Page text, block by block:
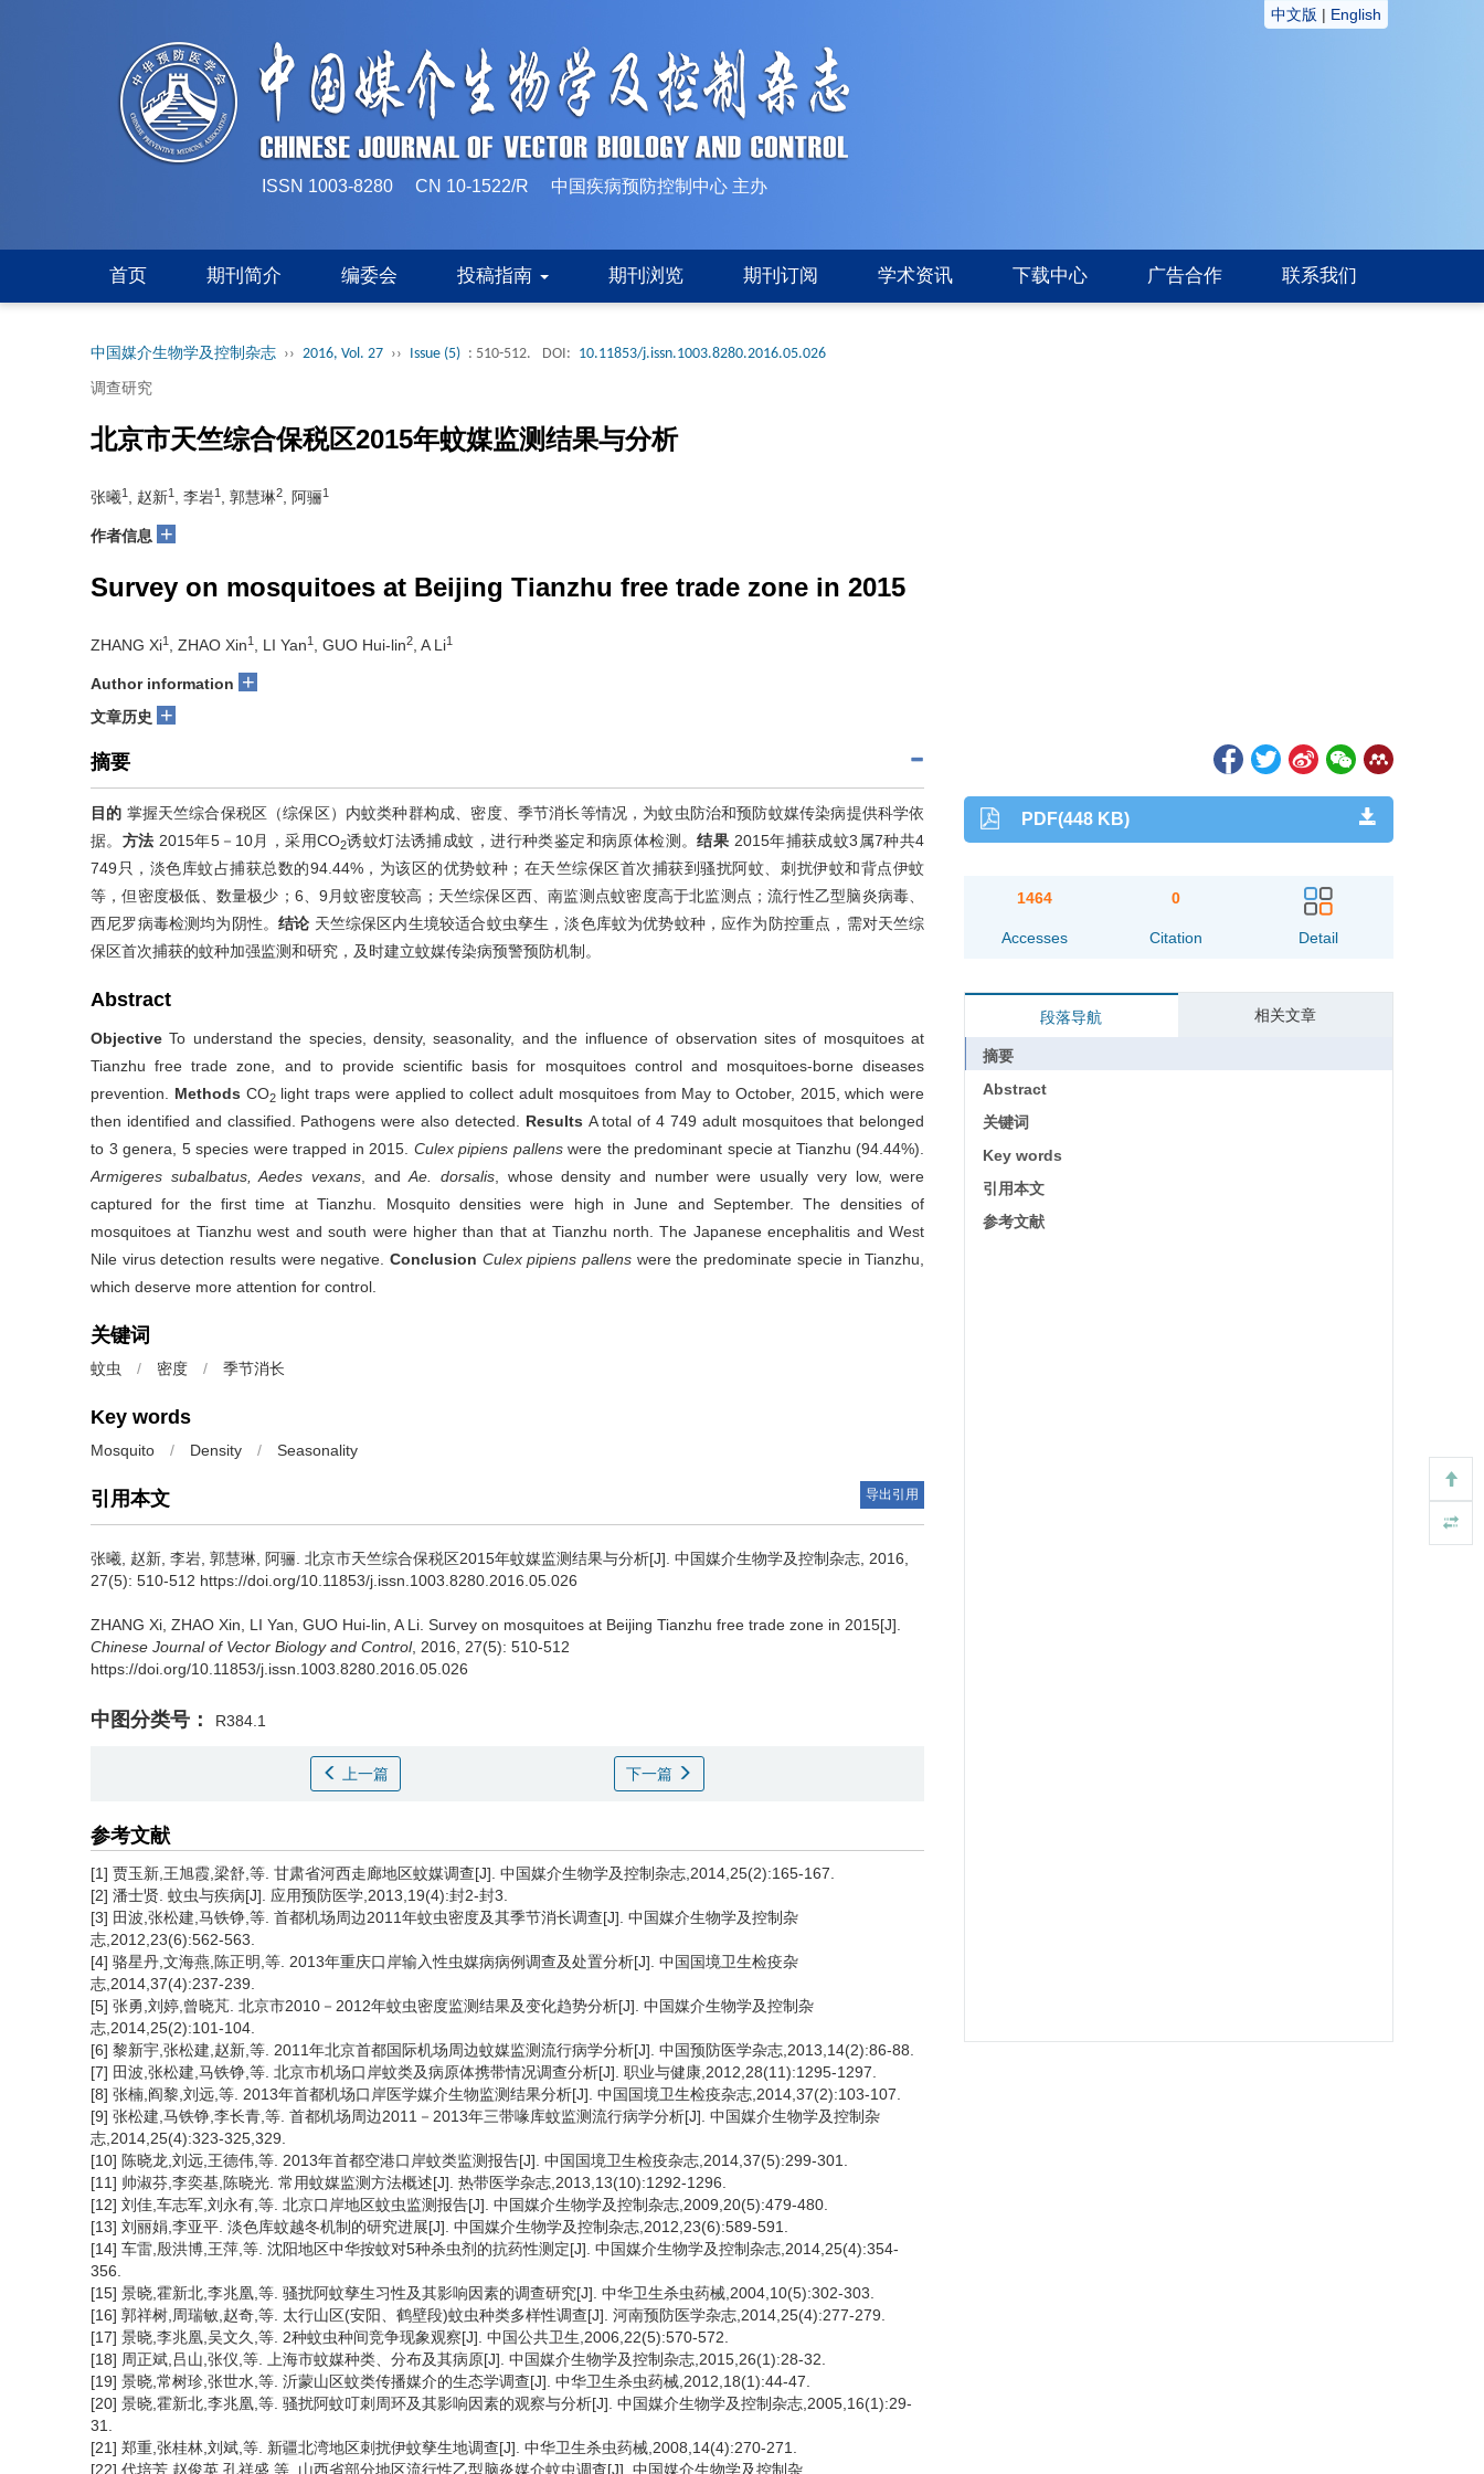
ISSN 1003-8280 CN 10-1522/R 中国疾病预防控制中心 主办
中文版 | English
首页 期刊简介 编委会 投稿指南 期刊浏览 期刊订阅 学术资讯 下载中心 广告合作 联系我们
中国媒介生物学及控制杂志 ›› 2016, Vol. 27 ›› Issue (5) : 510-512. DOI: 10.11853/j.issn.1003.8280.2016.05.026
调查研究
北京市天竺综合保税区2015年蚊媒监测结果与分析
张曦1 , 赵新1 , 李岩1 , 郭慧琳2 , 阿骊1
作者信息 +
Survey on mosquitoes at Beijing Tianzhu free trade zone in 2015
ZHANG Xi1 , ZHAO Xin1 , LI Yan1 , GUO Hui-lin2 , A Li1
Author information +
文章历史 +
摘要
目的 掌握天竺综合保税区（综保区）内蚊类种群构成、密度、季节消长等情况，为蚊虫防治和预防蚊媒传染病提供科学依
据。 方法 2015年5－10月，采用CO2诱蚊灯法诱捕成蚊，进行种类鉴定和病原体检测。结果 2015年捕获成蚊3属7种共4
749只，淡色库蚊占捕获总数的94.44%，为该区的优势蚊种；在天竺综保区首次捕获到骚扰阿蚊、刺扰伊蚊和背点伊蚊
等，但密度极低、数量极少；6、9月蚊密度较高；天竺综保区西、南监测点蚊密度高于北监测点；流行性乙型脑炎病毒、
西尼罗病毒检测均为阴性。结论 天竺综保区内生境较适合蚊虫孳生，淡色库蚊为优势蚊种，应作为防控重点，需对天竺综
保区首次捕获的蚊种加强监测和研究，及时建立蚊媒传染病预警预防机制。
Abstract
ObjectiveTo understand the species, density, seasonality, and the influence of observation sites of mosquitoes at
Tianzhu free trade zone, and to provide scientific basis for mosquitoes control and mosquitoes-borne diseases
prevention. Methods CO2light traps were applied to collect adult mosquitoes from May to October, 2015, which were
then identified and classified. Pathogens were also detected. Results A total of 4 749 adult mosquitoes that belonged
to 3 genera, 5 species were trapped in 2015. Culex pipiens pallenswere the predominant specie at Tianzhu (94.44%).
Armigeres subalbatus, Aedes vexans , andAe. dorsalis , whose density and number were usually very low, were
captured for the first time at Tianzhu. Mosquito densities were high in June and September. The densities of
mosquitoes at Tianzhu west and south were higher than that at Tianzhu north. The Japanese encephalitis and West
Nile virus detection results were negative.Conclusion Culex pipiens pallens were the predominate specie in Tianzhu,
which deserve more attention for control.
关键词
蚊虫 / 密度 / 季节消长
Key words
Mosquito / Density / Seasonality
引用本文 导出引用
张曦, 赵新, 李岩, 郭慧琳, 阿骊. 北京市天竺综合保税区2015年蚊媒监测结果与分析[J]. 中国媒介生物学及控制杂志, 2016,
27(5): 510-512 https://doi.org/10.11853/j.issn.1003.8280.2016.05.026
ZHANG Xi, ZHAO Xin, LI Yan, GUO Hui-lin, A Li. Survey on mosquitoes at Beijing Tianzhu free trade zone in 2015[J].
Chinese Journal of Vector Biology and Control, 2016, 27(5): 510-512
https://doi.org/10.11853/j.issn.1003.8280.2016.05.026
中图分类号： R384.1
上一篇 下一篇
参考文献
[1] 贾玉新,王旭霞,梁舒,等. 甘肃省河西走廊地区蚊媒调查[J]. 中国媒介生物学及控制杂志,2014,25(2):165-167.
[2] 潘士贤. 蚊虫与疾病[J]. 应用预防医学,2013,19(4):封2-封3.
[3] 田波,张松建,马铁铮,等. 首都机场周边2011年蚊虫密度及其季节消长调查[J]. 中国媒介生物学及控制杂
志,2012,23(6):562-563.
[4] 骆星丹,文海燕,陈正明,等. 2013年重庆口岸输入性虫媒病病例调查及处置分析[J]. 中国国境卫生检疫杂
志,2014,37(4):237-239.
[5] 张勇,刘婷,曾晓芃. 北京市2010－2012年蚊虫密度监测结果及变化趋势分析[J]. 中国媒介生物学及控制杂
志,2014,25(2):101-104.
[6] 黎新宇,张松建,赵新,等. 2011年北京首都国际机场周边蚊媒监测流行病学分析[J]. 中国预防医学杂志,2013,14(2):86-88.
[7] 田波,张松建,马铁铮,等. 北京市机场口岸蚊类及病原体携带情况调查分析[J]. 职业与健康,2012,28(11):1295-1297.
[8] 张楠,阎黎,刘远,等. 2013年首都机场口岸医学媒介生物监测结果分析[J]. 中国国境卫生检疫杂志,2014,37(2):103-107.
[9] 张松建,马铁铮,李长青,等. 首都机场周边2011－2013年三带喙库蚊监测流行病学分析[J]. 中国媒介生物学及控制杂
志,2014,25(4):323-325,329.
[10] 陈晓龙,刘远,王德伟,等. 2013年首都空港口岸蚊类监测报告[J]. 中国国境卫生检疫杂志,2014,37(5):299-301.
[11] 帅淑芬,李奕基,陈晓光. 常用蚊媒监测方法概述[J]. 热带医学杂志,2013,13(10):1292-1296.
[12] 刘佳,车志军,刘永有,等. 北京口岸地区蚊虫监测报告[J]. 中国媒介生物学及控制杂志,2009,20(5):479-480.
[13] 刘丽娟,李亚平. 淡色库蚊越冬机制的研究进展[J]. 中国媒介生物学及控制杂志,2012,23(6):589-591.
[14] 车雷,殷洪博,王萍,等. 沈阳地区中华按蚊对5种杀虫剂的抗药性测定[J]. 中国媒介生物学及控制杂志,2014,25(4):354-
356.
[15] 景晓,霍新北,李兆凰,等. 骚扰阿蚊孳生习性及其影响因素的调查研究[J]. 中华卫生杀虫药械,2004,10(5):302-303.
[16] 郭祥树,周瑞敏,赵奇,等. 太行山区(安阳、鹤壁段)蚊虫种类多样性调查[J]. 河南预防医学杂志,2014,25(4):277-279.
[17] 景晓,李兆凰,吴文久,等. 2种蚊虫种间竞争现象观察[J]. 中国公共卫生,2006,22(5):570-572.
[18] 周正斌,吕山,张仪,等. 上海市蚊媒种类、分布及其病原[J]. 中国媒介生物学及控制杂志,2015,26(1):28-32.
[19] 景晓,常树珍,张世水,等. 沂蒙山区蚊类传播媒介的生态学调查[J]. 中华卫生杀虫药械,2012,18(1):44-47.
[20] 景晓,霍新北,李兆凰,等. 骚扰阿蚊叮刺周环及其影响因素的观察与分析[J]. 中国媒介生物学及控制杂志,2005,16(1):29-
31.
[21] 郑重,张桂林,刘斌,等. 新疆北湾地区刺扰伊蚊孳生地调查[J]. 中华卫生杀虫药械,2008,14(4):270-271.
[22] 代培芳,赵俊英,孔祥盛,等. 山西省部分地区流行性乙型脑炎媒介蚊虫调查[J]. 中国媒介生物学及控制杂
PDF(448 KB)
1464
Accesses
0
Citation Detail
段落导航 相关文章
摘要
Abstract
关键词
Key words
引用本文
参考文献